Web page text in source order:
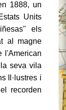
1888, un
Units
els
al magne
l'American
seva vila
Il·lustres i
recorden